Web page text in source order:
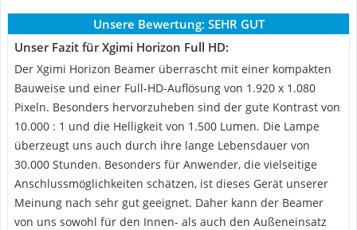
Unsere Bewertung: SEHR GUT
Unser Fazit für Xgimi Horizon Full HD:
Der Xgimi Horizon Beamer überrascht mit einer kompakten
Bauweise und einer Full-HD-Auflösung von 1.920 x 1.080
Pixeln. Besonders hervorzuheben sind der gute Kontrast von
10.000 : 1 und die Helligkeit von 1.500 Lumen. Die Lampe
überzeugt uns auch durch ihre lange Lebensdauer von
30.000 Stunden. Besonders für Anwender, die vielseitige
Anschlussmöglichkeiten schätzen, ist dieses Gerät unserer
Meinung nach sehr gut geeignet. Daher kann der Beamer
von uns sowohl für den Innen- als auch den Außeneinsatz